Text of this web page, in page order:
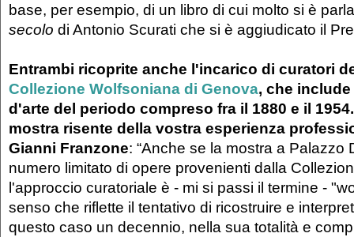
base, per esempio, di un libro di cui molto si è
secolo di Antonio Scurati che si è aggiudicato il
Entrambi ricoprite anche l'incarico di curatori
Collezione Wolfsoniana di Genova, che
d'arte del periodo compreso fra il 1880 e il
mostra risente della vostra esperienza
Gianni Franzone: “Anche se la mostra a Palazzo
numero limitato di opere provenienti dalla
l'approccio curatoriale è - mi si passi il termine -
senso che riflette il tentativo di ricostruire e
questo caso un decennio, nella sua totalità e